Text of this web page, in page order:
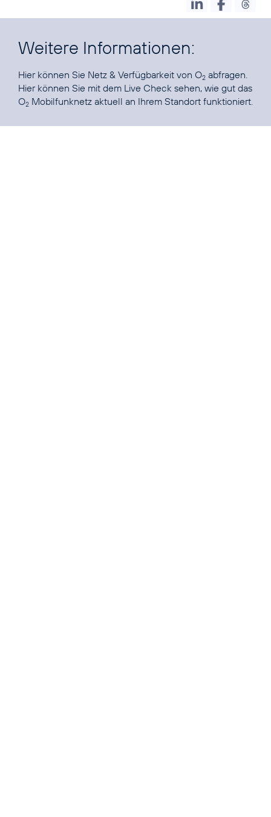
Weitere Informationen:
Hier können Sie Netz & Verfügbarkeit von O2 abfragen.
Hier können Sie mit dem Live Check sehen, wie gut das
O2 Mobilfunknetz aktuell an Ihrem Standort funktioniert.